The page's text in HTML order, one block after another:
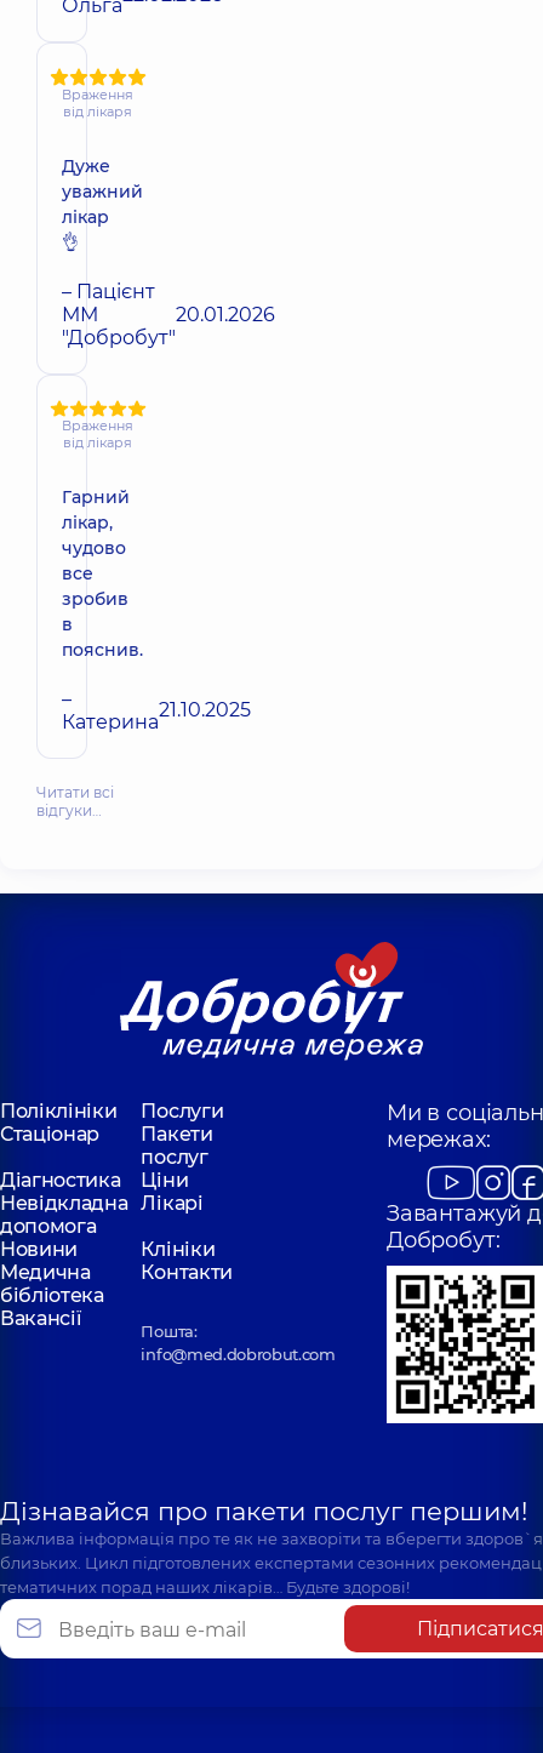
Ольга
Враження
від лікаря
Дуже
уважний
лікар
👌
– Пацієнт
ММ
"Добробут"
20.01.2026
Враження
від лікаря
Гарний
лікар,
чудово
все
зробив
в
пояснив.
–
Катерина21.10.2025
Читати всі
відгуки…
Поліклініки
Послуги
Стаціонар
Пакети
послуг
Діагностика
Ціни
Невідкладна
допомога
Лікарі
Новини
Клініки
Медична
бібліотека
Контакти
Вакансії
Пошта:
info@med.dobrobut.com
Ми в
мережах:
Завантажуй
Добробут:
Дізнавайся про пакети послуг першим!
Важлива інформація про те як не захворіти та вберегти
близьких. Цикл підготовлених експертами сезонних
тематичних порад наших лікарів… Будьте здорові!
Підписатися